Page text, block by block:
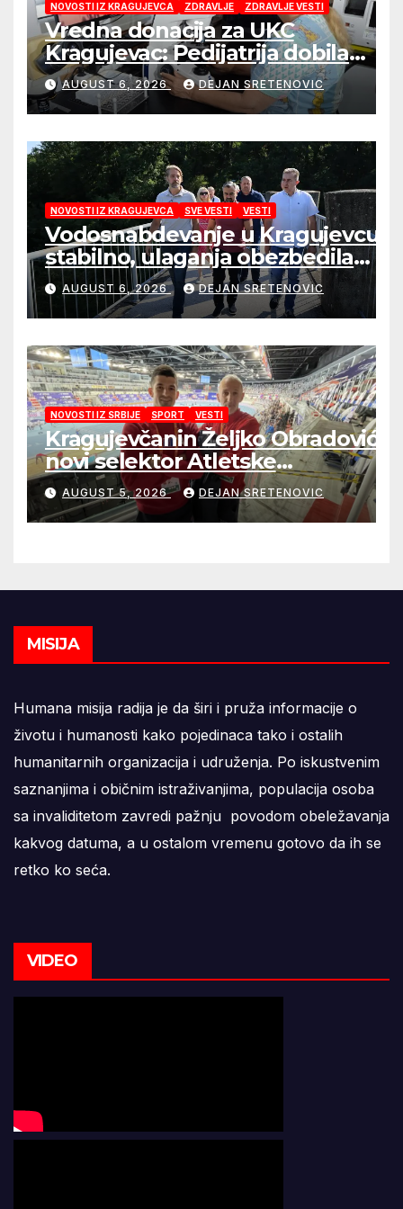
NOVOSTI IZ KRAGUJEVCA ZDRAVLJE ZDRAVLJE VESTI
Vredna donacija za UKC
Kragujevac: Pedijatrija dobila
mobilni rendgen i mikroskop
vredne 9,6 miliona dinara
AUGUST 6, 2026 DEJAN SRETENOVIC
NOVOSTI IZ KRAGUJEVCA SVE VESTI VESTI
Vodosnabdevanje u Kragujevcu
stabilno, ulaganja obezbedila
sigurnije snabdevanje
AUGUST 6, 2026 DEJAN SRETENOVIC
NOVOSTI IZ SRBIJE SPORT VESTI
Kragujevčanin Željko Obradović
novi selektor Atletske
reprezentacije Srbije
AUGUST 5, 2026 DEJAN SRETENOVIC
MISIJA
Humana misija radija je da širi i pruža informacije o
životu i humanosti kako pojedinaca tako i ostalih
humanitarnih organizacija i udruženja. Po iskustvenim
saznanjima i običnim istraživanjima, populacija osoba
sa invaliditetom zavredi pažnju povodom obeležavanja
kakvog datuma, a u ostalom vremenu gotovo da ih se
retko ko seća.
VIDEO